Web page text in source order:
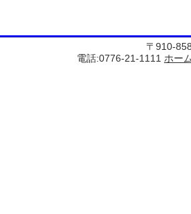
〒910-
電話:0776-21-1111 ホー